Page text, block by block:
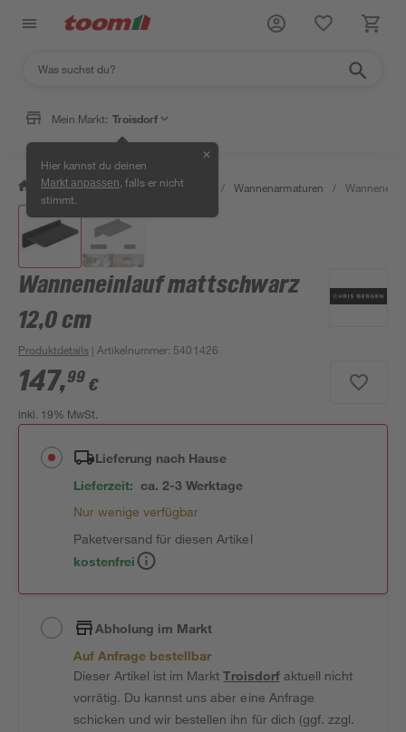
Mein Markt: Troisdorf
Hier kannst du deinen
Markt anpassen , falls er nicht
stimmt.
✕
/ Bad & Sanitär / Badarmaturen / Wannenarmaturen /
Wanneneinlauf mattschwarz
12,0 cm
Produktdetails | Artikelnummer: 5401426
147,99 €
inkl. 19% MwSt.
Lieferung nach Hause
Lieferzeit: ca. 2-3 Werktage
Nur wenige verfügbar
Paketversand für diesen Artikel
kostenfrei
Abholung im Markt
Auf Anfrage bestellbar
Dieser Artikel ist im MarktTroisdorfaktuell nicht
vorrätig. Du kannst uns aber eine Anfrage
schicken und wir bestellen ihn für dich (ggf. zzgl.